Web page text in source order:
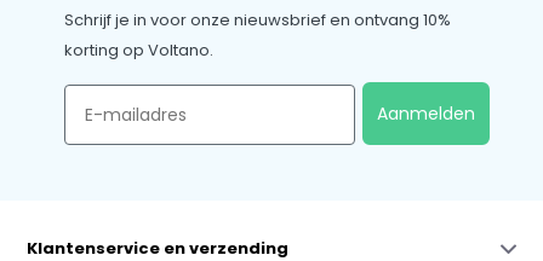
Schrijf je in voor onze nieuwsbrief en ontvang 10%
korting op Voltano.
Email
Aanmelden
Klantenservice en verzending